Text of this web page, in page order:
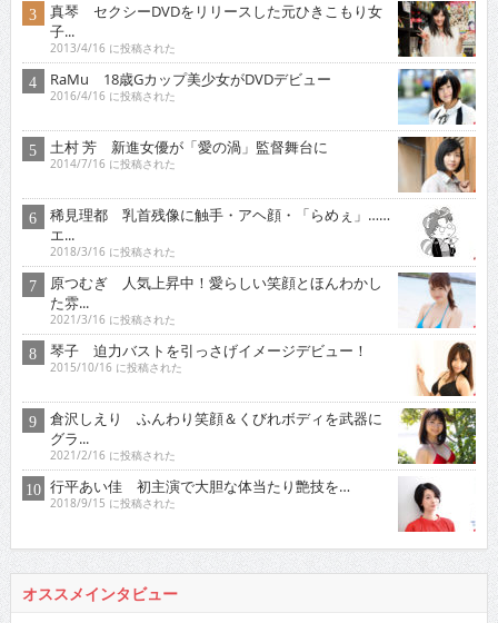
真琴 セクシーDVDをリリースした元ひきこもり女
子...
2013/4/16 に投稿された
RaMu 18歳Gカップ美少女がDVDデビュー
2016/4/16 に投稿された
土村 芳 新進女優が「愛の渦」監督舞台に
2014/7/16 に投稿された
稀見理都 乳首残像に触手・アヘ顔・「らめぇ」……
エ...
2018/3/16 に投稿された
原つむぎ 人気上昇中！愛らしい笑顔とほんわかし
た雰...
2021/3/16 に投稿された
琴子 迫力バストを引っさげイメージデビュー！
2015/10/16 に投稿された
倉沢しえり ふんわり笑顔＆くびれボディを武器に
グラ...
2021/2/16 に投稿された
行平あい佳 初主演で大胆な体当たり艶技を…
2018/9/15 に投稿された
オススメインタビュー